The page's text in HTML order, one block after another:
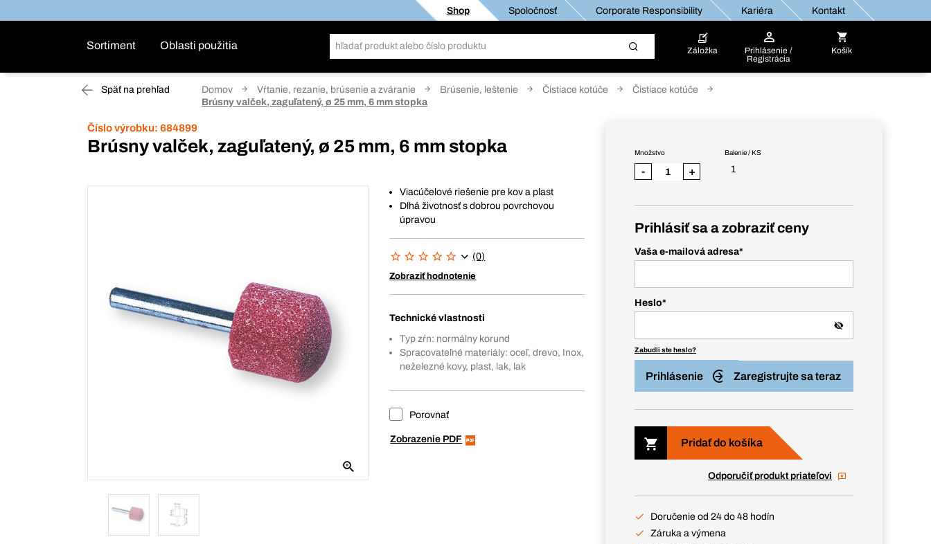
Shop Spoločnosť Corporate Responsibility Kariéra Kontakt
Sortiment Oblasti použitia Záložka
Prihlásenie /
Registrácia
Košík
Späť na prehľad Domov Vŕtanie, rezanie, brúsenie a zváranie Brúsenie, leštenie Čistiace kotúče
Čistiace kotúče
Brúsny valček, zaguľatený, ø 25 mm, 6 mm stopka
Číslo výrobku: 684899
Brúsny valček, zaguľatený, ø 25 mm, 6 mm stopka
Viacúčelové riešenie pre kov a plast
Dlhá životnosť s dobrou povrchovou
úpravou
(0)
Zobraziť hodnotenie
Technické vlastnosti
Typ zŕn: normálny korund
Spracovateľné materiály: oceľ, drevo, Inox,
neželezné kovy, plast, lak, lak
Porovnať
Zobrazenie PDF
Balenie / KS
1
Množstvo
- +
Prihlásiť sa a zobraziť ceny
Vaša e-mailová adresa*
Heslo*
Zabudli ste heslo?
Prihlásenie Zaregistrujte sa teraz
Pridať do košíka
Odporučiť produkt priateľovi
Doručenie od 24 do 48 hodín
Záruka a výmena